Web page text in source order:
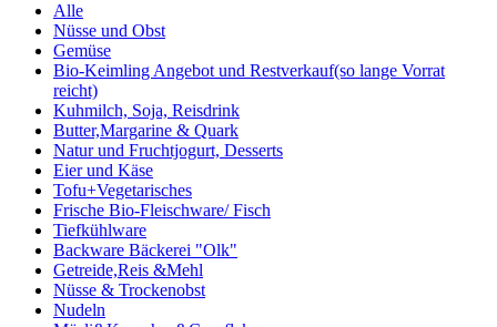
Alle
Nüsse und Obst
Gemüse
Bio-Keimling Angebot und Restverkauf(so lange Vorrat
reicht)
Kuhmilch, Soja, Reisdrink
Butter,Margarine & Quark
Natur und Fruchtjogurt, Desserts
Eier und Käse
Tofu+Vegetarisches
Frische Bio-Fleischware/ Fisch
Tiefkühlware
Backware Bäckerei "Olk"
Getreide,Reis &Mehl
Nüsse & Trockenobst
Nudeln